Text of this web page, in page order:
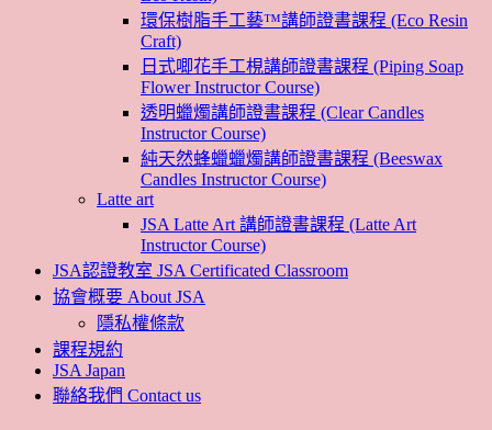
環保樹脂手工藝™講師證書課程 (Eco Resin
Craft)
日式唧花手工梘講師證書課程 (Piping Soap
Flower Instructor Course)
透明蠟燭講師證書課程 (Clear Candles
Instructor Course)
純天然蜂蠟蠟燭講師證書課程 (Beeswax
Candles Instructor Course)
Latte art
JSA Latte Art 講師證書課程 (Latte Art
Instructor Course)
JSA認證教室 JSA Certificated Classroom
協會概要 About JSA
隱私權條款
課程規約
JSA Japan
聯絡我們 Contact us